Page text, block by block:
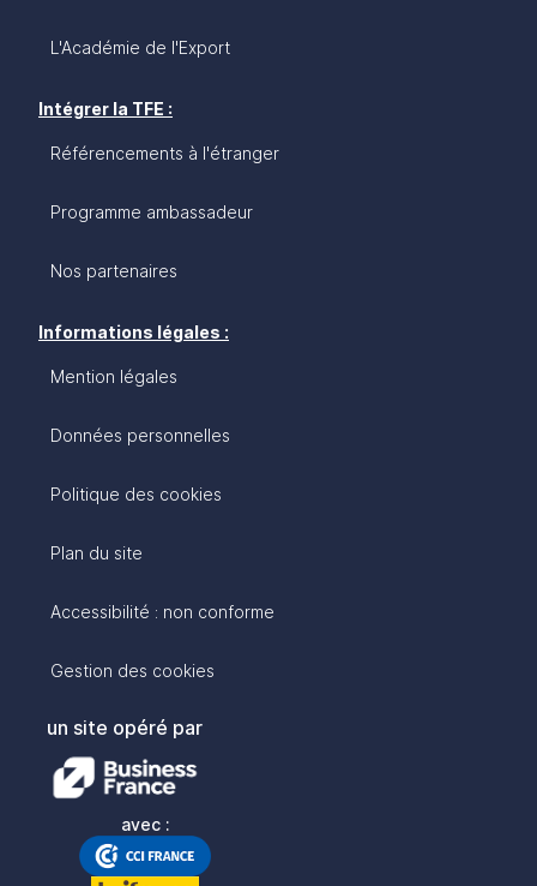
L'Académie de l'Export
Intégrer la TFE :
Référencements à l'étranger
Programme ambassadeur
Nos partenaires
Informations légales :
Mention légales
Données personnelles
Politique des cookies
Plan du site
Accessibilité : non conforme
Gestion des cookies
un site opéré par
avec :